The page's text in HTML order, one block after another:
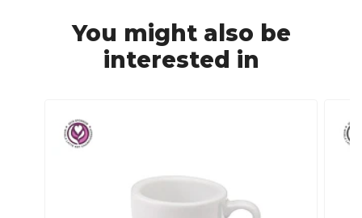
You might also be
interested in